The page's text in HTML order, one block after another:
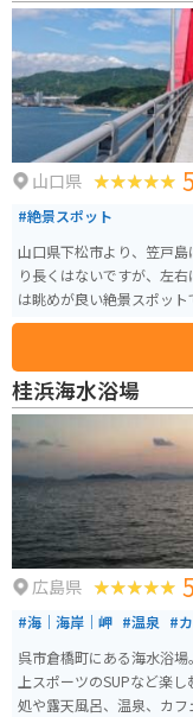
山口県 5
#絶景スポット
山口県下松市より、笠戸
り長くはないですが、左
は眺めが良い絶景スポット
桂浜海水浴場
広島県 5
#海｜海岸｜岬 #温泉 #
呉市倉橋町にある海水浴
上スポーツのSUPなど楽
処や露天風呂、温泉、カ